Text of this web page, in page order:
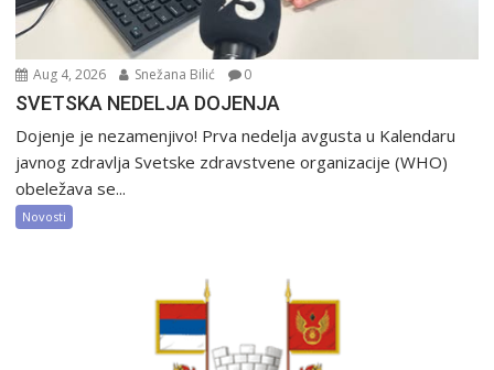
Aug 4, 2026 Snežana Bilić 0
SVETSKA NEDELJA DOJENJA
Dojenje je nezamenjivo! Prva nedelja avgusta u Kalendaru
javnog zdravlja Svetske zdravstvene organizacije (WHO)
obeležava se...
Novosti